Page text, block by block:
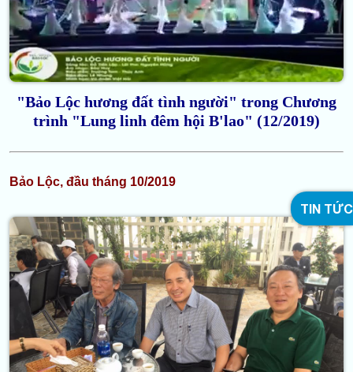
TIN TỨC
"Bảo Lộc hương đất tình người" trong Chương
trình "Lung linh đêm hội B'lao" (12/2019)
Bảo Lộc, đầu tháng 10/2019